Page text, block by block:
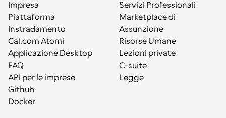
Impresa
Piattaforma
Instradamento
Cal.com Atomi
Applicazione Desktop
FAQ
API per le imprese
Github
Docker
Servizi Professionali
Marketplace di
Assunzione
Risorse Umane
Lezioni private
C-suite
Legge